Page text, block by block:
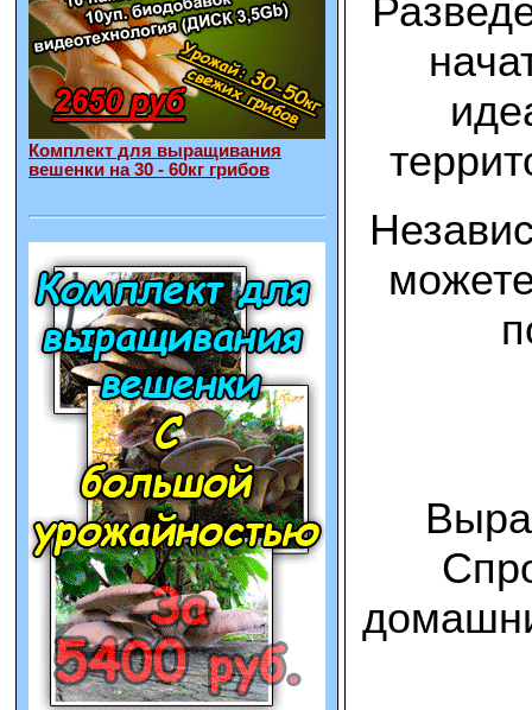
Комплект для выращивания
вешенки на 30 - 60кг грибов